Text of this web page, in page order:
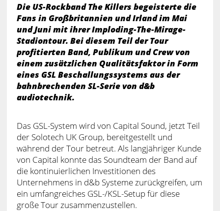
Die US-Rockband The Killers begeisterte die
Fans in Großbritannien und Irland im Mai
und Juni mit ihrer Imploding-The-Mirage-
Stadiontour. Bei diesem Teil der Tour
profitierten Band, Publikum und Crew von
einem zusätzlichen Qualitätsfaktor in Form
eines GSL Beschallungssystems aus der
bahnbrechenden SL-Serie von d&b
audiotechnik.
Das GSL-System wird von Capital Sound, jetzt Teil
der Solotech UK Group, bereitgestellt und
während der Tour betreut. Als langjähriger Kunde
von Capital konnte das Soundteam der Band auf
die kontinuierlichen Investitionen des
Unternehmens in d&b Systeme zurückgreifen, um
ein umfangreiches GSL-/KSL-Setup für diese
große Tour zusammenzustellen.